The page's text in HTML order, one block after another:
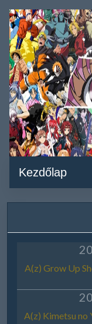
Kezdőlap